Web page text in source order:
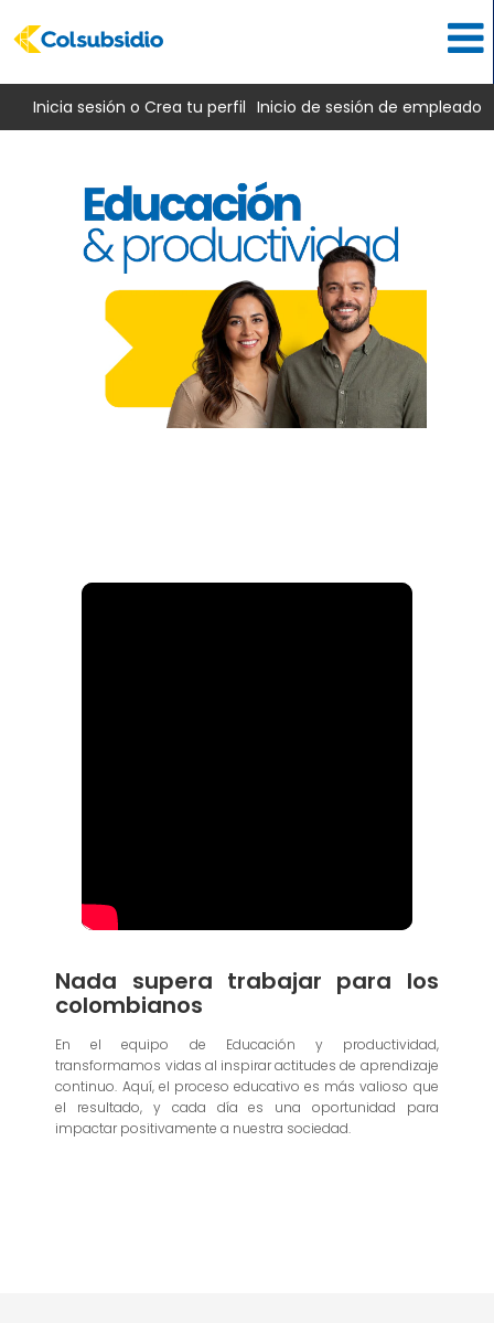
Inicia sesión o Crea tu perfil Inicio de sesión de empleado
Educación
productividad
Nada supera trabajar para los
colombianos
En el equipo de Educación y productividad,
transformamos vidas al inspirar actitudes de aprendizaje
continuo. Aquí, el proceso educativo es más valioso que
el resultado, y cada día es una oportunidad para
impactar positivamente a nuestra sociedad.